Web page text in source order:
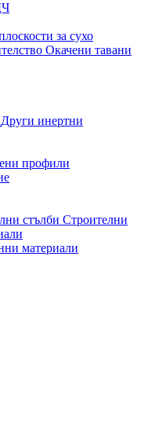
за сухо
Окачени тавани
Други инертни
профили
стълби Строителни
материали